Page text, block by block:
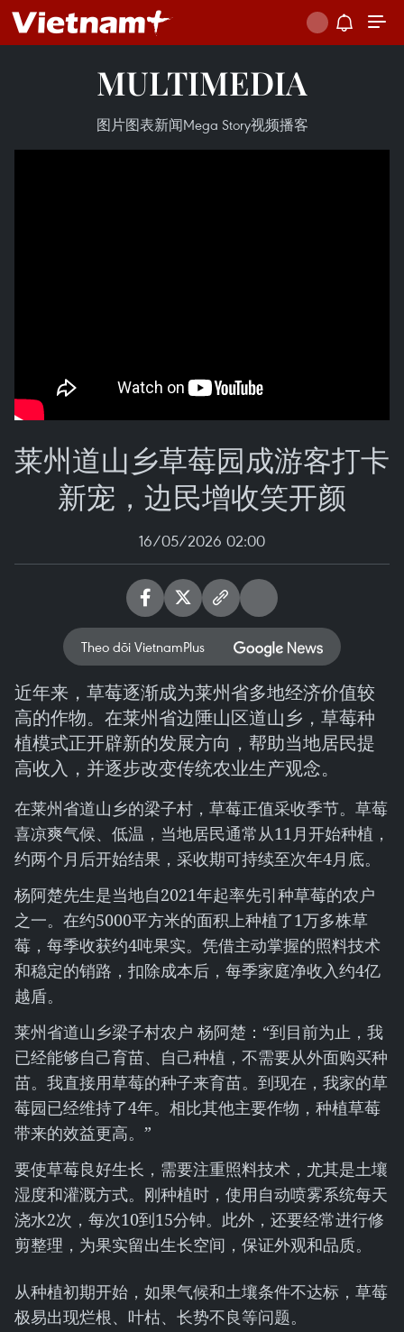
MULTIMEDIA
图片图表新闻Mega Story视频播客
莱州道山乡草莓园成游客打卡
新宠，边民增收笑开颜
16/05/2026 02:00
Theo dõi VietnamPlus
近年来，草莓逐渐成为莱州省多地经济价值较
高的作物。在莱州省边陲山区道山乡，草莓种
植模式正开辟新的发展方向，帮助当地居民提
高收入，并逐步改变传统农业生产观念。
在莱州省道山乡的梁子村，草莓正值采收季节。草莓
喜凉爽气候、低温，当地居民通常从11月开始种植，
约两个月后开始结果，采收期可持续至次年4月底。
杨阿楚先生是当地自2021年起率先引种草莓的农户
之一。在约5000平方米的面积上种植了1万多株草
莓，每季收获约4吨果实。凭借主动掌握的照料技术
和稳定的销路，扣除成本后，每季家庭净收入约4亿
越盾。
莱州省道山乡梁子村农户 杨阿楚：“到目前为止，我
已经能够自己育苗、自己种植，不需要从外面购买种
苗。我直接用草莓的种子来育苗。到现在，我家的草
莓园已经维持了4年。相比其他主要作物，种植草莓
带来的效益更高。”
要使草莓良好生长，需要注重照料技术，尤其是土壤
湿度和灌溉方式。刚种植时，使用自动喷雾系统每天
浇水2次，每次10到15分钟。此外，还要经常进行修
剪整理，为果实留出生长空间，保证外观和品质。
从种植初期开始，如果气候和土壤条件不达标，草莓
极易出现烂根、叶枯、长势不良等问题。